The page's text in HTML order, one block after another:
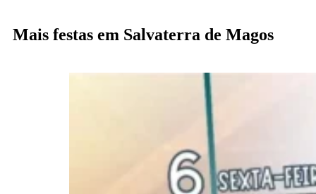
Mais festas em Salvaterra de Magos